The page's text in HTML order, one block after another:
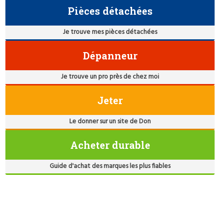
Pièces détachées
Je trouve mes pièces détachées
Dépanneur
Je trouve un pro près de chez moi
Jeter
Le donner sur un site de Don
Acheter durable
Guide d'achat des marques les plus fiables